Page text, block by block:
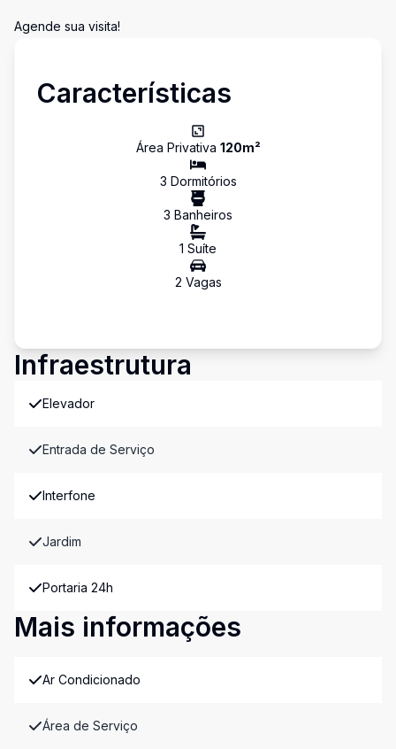
Agende sua visita!
Características
Área Privativa 120m²
3 Dormitórios
3 Banheiros
1 Suíte
2 Vagas
Infraestrutura
Elevador
Entrada de Serviço
Interfone
Jardim
Portaria 24h
Mais informações
Ar Condicionado
Área de Serviço